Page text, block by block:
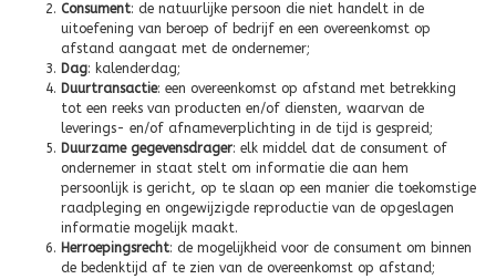
Consument: de natuurlijke persoon die niet handelt in de
uitoefening van beroep of bedrijf en een overeenkomst op
afstand aangaat met de ondernemer;
Dag: kalenderdag;
Duurtransactie: een overeenkomst op afstand met betrekking
tot een reeks van producten en/of diensten, waarvan de
leverings- en/of afnameverplichting in de tijd is gespreid;
Duurzame gegevensdrager: elk middel dat de consument of
ondernemer in staat stelt om informatie die aan hem
persoonlijk is gericht, op te slaan op een manier die toekomstige
raadpleging en ongewijzigde reproductie van de opgeslagen
informatie mogelijk maakt.
Herroepingsrecht: de mogelijkheid voor de consument om binnen
de bedenktijd af te zien van de overeenkomst op afstand;